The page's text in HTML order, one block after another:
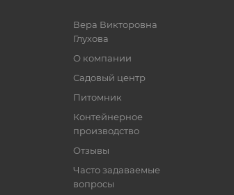
Вера Викторовна
Глухова
О компании
Садовый центр
Питомник
Контейнерное
производство
Отзывы
Часто задаваемые
вопросы